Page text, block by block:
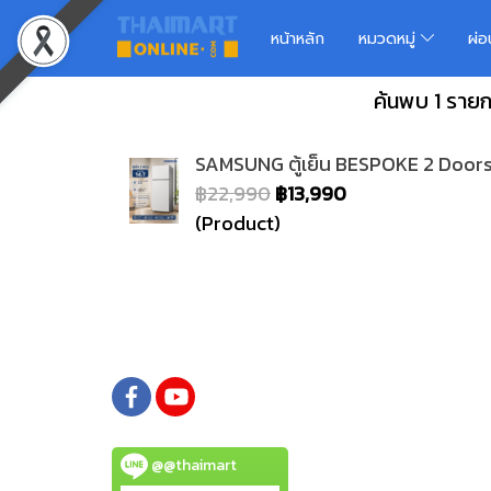
หน้าหลัก หมวดหมู่ ผ่
ค้นพบ 1 ราย
SAMSUNG ตู้เย็น BESPOKE 2
฿22,990฿13,990
(Product)
@@thaimart